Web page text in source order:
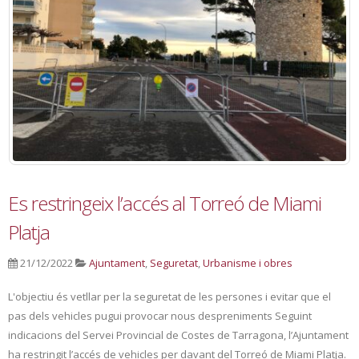
Es restringeix l’accés al Torreó de Miami
Platja
21/12/2022 Ajuntament, Seguretat,Urbanisme i obres
L'objectiu és vetllar per la seguretat de les persones i evitar que el
pas dels vehicles pugui provocar nous despreniments Seguint
indicacions del Servei Provincial de Costes de Tarragona, l’Ajuntament
ha restringit l’accés de vehicles per davant del Torreó de Miami Platja.